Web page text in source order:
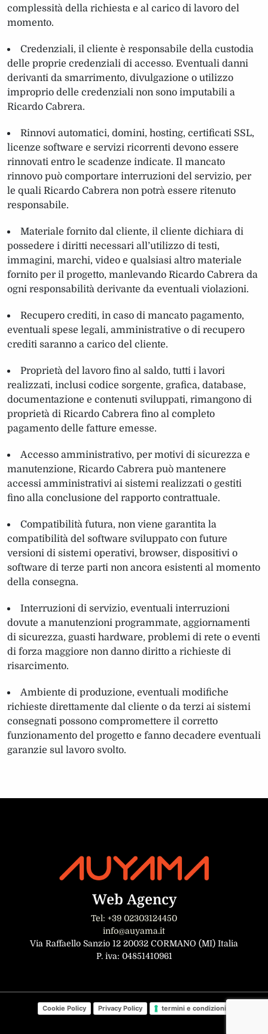
complessità della richiesta e al carico di lavoro del
momento.
Credenziali, il cliente è responsabile della custodia
delle proprie credenziali di accesso. Eventuali danni
derivanti da smarrimento, divulgazione o utilizzo
improprio delle credenziali non sono imputabili a
Ricardo Cabrera.
Rinnovi automatici, domini, hosting, certificati SSL,
licenze software e servizi ricorrenti devono essere
rinnovati entro le scadenze indicate. Il mancato
rinnovo può comportare interruzioni del servizio, per
le quali Ricardo Cabrera non potrà essere ritenuto
responsabile.
Materiale fornito dal cliente, il cliente dichiara di
possedere i diritti necessari all’utilizzo di testi,
immagini, marchi, video e qualsiasi altro materiale
fornito per il progetto, manlevando Ricardo Cabrera da
ogni responsabilità derivante da eventuali violazioni.
Recupero crediti, in caso di mancato pagamento,
eventuali spese legali, amministrative o di recupero
crediti saranno a carico del cliente.
Proprietà del lavoro fino al saldo, tutti i lavori
realizzati, inclusi codice sorgente, grafica, database,
documentazione e contenuti sviluppati, rimangono di
proprietà di Ricardo Cabrera fino al completo
pagamento delle fatture emesse.
Accesso amministrativo, per motivi di sicurezza e
manutenzione, Ricardo Cabrera può mantenere
accessi amministrativi ai sistemi realizzati o gestiti
fino alla conclusione del rapporto contrattuale.
Compatibilità futura, non viene garantita la
compatibilità del software sviluppato con future
versioni di sistemi operativi, browser, dispositivi o
software di terze parti non ancora esistenti al momento
della consegna.
Interruzioni di servizio, eventuali interruzioni
dovute a manutenzioni programmate, aggiornamenti
di sicurezza, guasti hardware, problemi di rete o eventi
di forza maggiore non danno diritto a richieste di
risarcimento.
Ambiente di produzione, eventuali modifiche
richieste direttamente dal cliente o da terzi ai sistemi
consegnati possono compromettere il corretto
funzionamento del progetto e fanno decadere eventuali
garanzie sul lavoro svolto.
Web Agency
Tel: +39 02303124450
info@auyama.it
Via Raffaello Sanzio 12 20032 CORMANO (MI) Italia
P. iva: 04851410961
Cookie Policy Privacy Policy termini e condizioni